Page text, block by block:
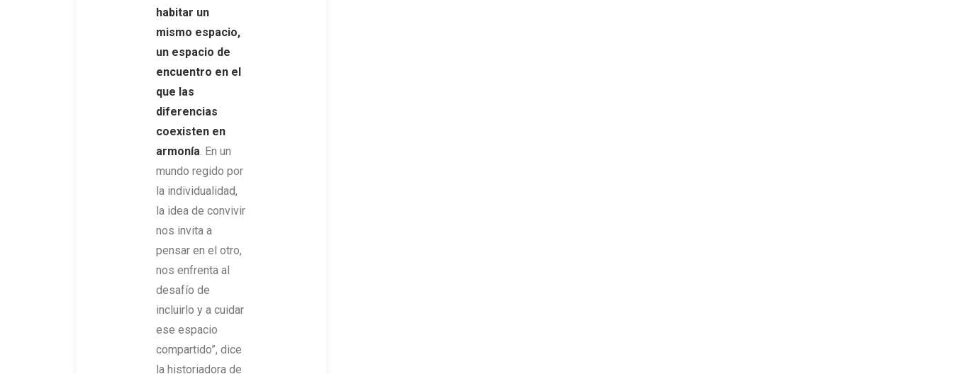
habitar un
mismo espacio,
un espacio de
encuentro en el
que las
diferencias
coexisten en
armonía. En un
mundo regido por
la individualidad,
la idea de convivir
nos invita a
pensar en el otro,
nos enfrenta al
desafío de
incluirlo y a cuidar
ese espacio
compartido”, dice
la historiadora de